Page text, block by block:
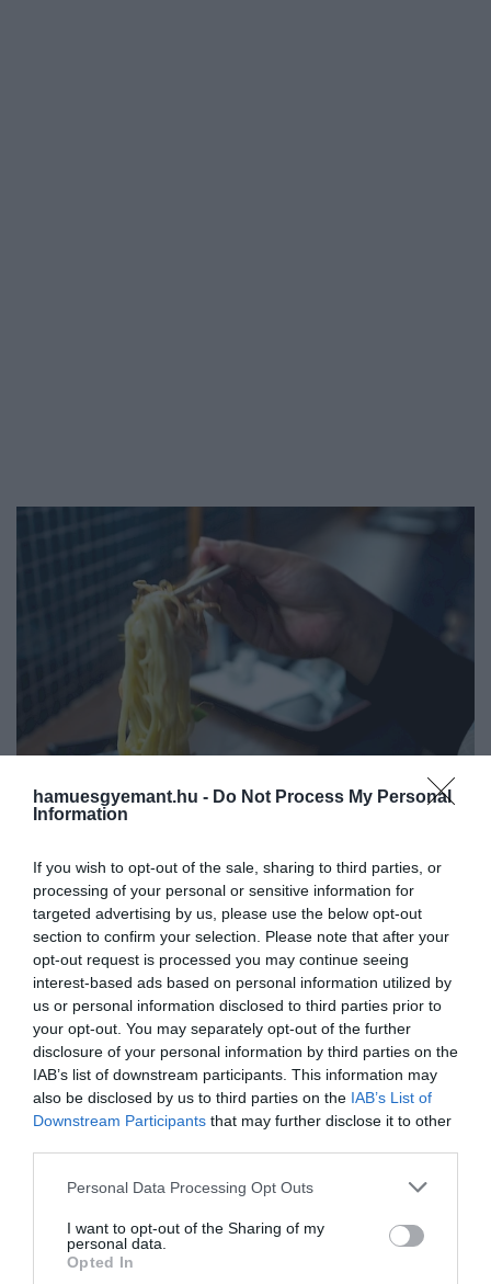
hamuesgyemant.hu - Do Not Process My Personal
Information
If you wish to opt-out of the sale, sharing to third parties, or
processing of your personal or sensitive information for
targeted advertising by us, please use the below opt-out
section to confirm your selection. Please note that after your
opt-out request is processed you may continue seeing
interest-based ads based on personal information utilized by
us or personal information disclosed to third parties prior to
your opt-out. You may separately opt-out of the further
disclosure of your personal information by third parties on the
IAB’s list of downstream participants. This information may
also be disclosed by us to third parties on the IAB’s List of
Downstream Participants that may further disclose it to other
Please note that this website/app uses one or more Google
not limited to your visit or usage behaviour. You may click to
grant or deny consent to Google and its third-party tags to
use your data for below specified purposes in below Google
Personal Data Processing Opt Outs
I want to opt-out of the Sharing of my
personal data.
Opted In
Akadnak olyan esték, amikor nem
vágyunk nagy főzésre, mégis jól esne
valami meleg, gazdag és megnyugtató.
Ilyenkor jön jól ez a gyors vegetáriánus
ramen, amely hús nélkül is hozza azt az
umamiban gazdag élményt, amiért
imádjuk a japán tésztaleveseket. Nem…
2026. JANUÁR 26. ● HAMU ÉS GYÉMÁNT
A vegetáriánus rámen, amit
otthon is könnyedén…
HAMU ÉS GYÉMÁNT